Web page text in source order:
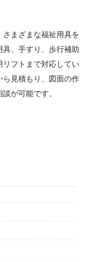
まざまな福祉用具を
、手すり、歩行補助
フトまで対応してい
ら見積もり、図面の作
が可能です。